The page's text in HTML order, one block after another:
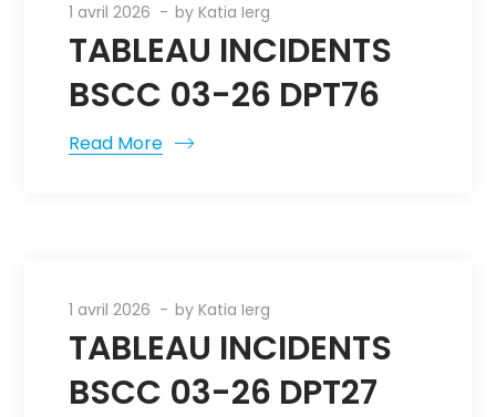
1 avril 2026 byKatia Ierg
TABLEAU INCIDENTS
BSCC 03-26 DPT76
Read More
1 avril 2026 byKatia Ierg
TABLEAU INCIDENTS
BSCC 03-26 DPT27